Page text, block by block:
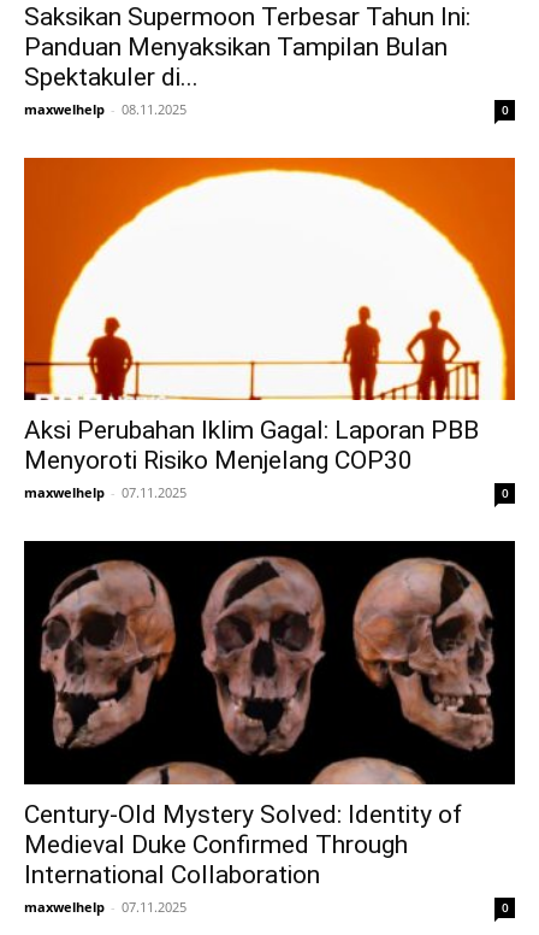
Saksikan Supermoon Terbesar Tahun Ini:
Panduan Menyaksikan Tampilan Bulan
Spektakuler di...
maxwelhelp - 08.11.2025 0
Aksi Perubahan Iklim Gagal: Laporan PBB
Menyoroti Risiko Menjelang COP30
maxwelhelp - 07.11.2025 0
Century-Old Mystery Solved: Identity of
Medieval Duke Confirmed Through
International Collaboration
maxwelhelp - 07.11.2025 0